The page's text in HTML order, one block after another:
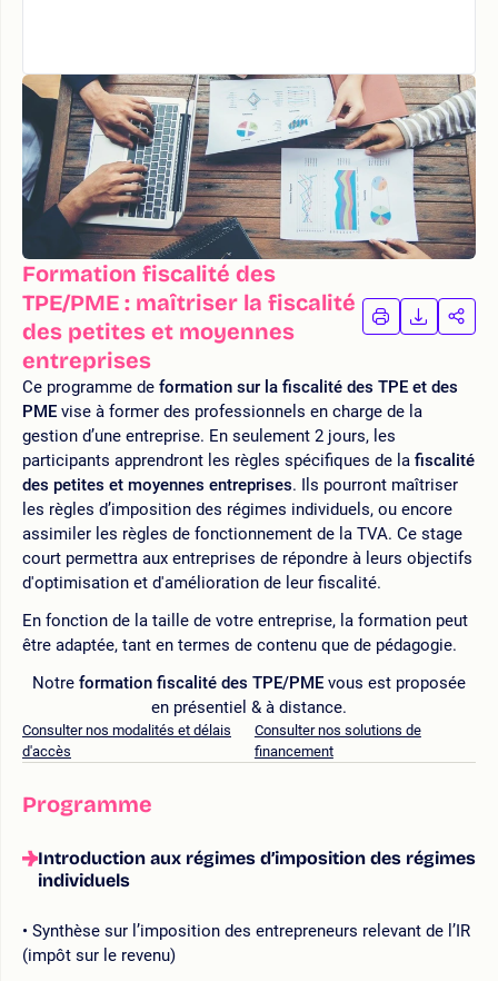
Formation fiscalité des
TPE/PME : maîtriser la fiscalité
des petites et moyennes
entreprises
IMPRIMER
LA
LA
Ce programme de formation sur la fiscalité des TPE et des
PME vise à former des professionnels en charge de la
gestion d’une entreprise. En seulement 2 jours, les
participants apprendront les règles spécifiques de la fiscalité
des petites et moyennes entreprises. Ils pourront maîtriser
les règles d’imposition des régimes individuels, ou encore
assimiler les règles de fonctionnement de la TVA. Ce stage
court permettra aux entreprises de répondre à leurs objectifs
d'optimisation et d'amélioration de leur fiscalité.
En fonction de la taille de votre entreprise, la formation peut
être adaptée, tant en termes de contenu que de pédagogie.
Notre formation fiscalité des TPE/PME vous est proposée
en présentiel & à distance.
Consulter nos modalités et délais
d'accès
Consulter nos solutions de
financement
Programme
Introduction aux régimes d’imposition des régimes
individuels
Synthèse sur l’imposition des entrepreneurs relevant de l’IR
(impôt sur le revenu)